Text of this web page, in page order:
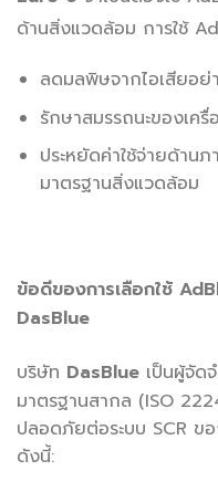
ด้านสิ่งแวดล้อม การใช้
ลดมลพิษจากไอเสียอย่
รักษาสมรรถนะของเครื่
ประหยัดค่าใช้จ่ายด้าน
มาตรฐานสิ่งแวดล้อม
ข้อดีของการเลือกใช้
DasBlue
บริษัท DasBlue เป็นผู้จัด
มาตรฐานสากล (ISO
ปลอดภัยต่อระบบ SCR ข
ดังนี้: